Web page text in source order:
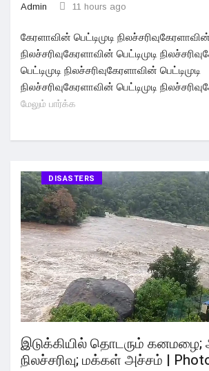
Admin 11 hours ago
கேரளாவின் பெட்டிமுடி நிலச்சரிவுகேரளாவின்
நிலச்சரிவுகேரளாவின் பெட்டிமுடி
பெட்டிமுடி நிலச்சரிவுகேரளாவின் பெட்டிமுடி
நிலச்சரிவுகேரளாவின் பெட்டிமுடி
மேலும் பார்க்க
DISASTERS
இடுக்கியில் தொடரும்
நிலச்சரிவு; மக்கள் அச்சம் |